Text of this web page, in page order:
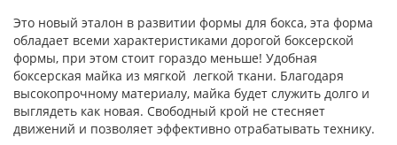
Это новый эталон в развитии формы для бокса, эта форма
обладает всеми характеристиками дорогой боксерской
формы, при этом стоит гораздо меньше! Удобная
боксерская майка из мягкой легкой ткани. Благодаря
высокопрочному материалу, майка будет служить долго и
выглядеть как новая. Свободный крой не стесняет
движений и позволяет эффективно отрабатывать технику.